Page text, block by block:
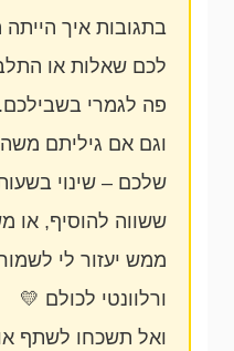
בתגובות איך
לכם שאלות או
פה לגמרי בשבילכם.
וגם אם גיליתם
שלכם – שינוי
ששווה להוסיף, או
ממש יעזור לי
ורלוונטי לכולם 💛
ואל תשכחו לשתף